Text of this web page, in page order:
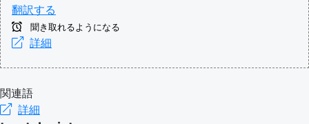
翻訳する
聞き取れるようになる
詳細
関連語
詳細